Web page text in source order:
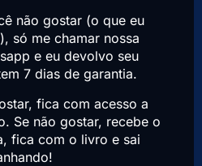
não gostar (o que eu
só me chamar nossa
e eu devolvo seu
7 dias de garantia.
fica com acesso a
Se não gostar, recebe o
fica com o livro e sai